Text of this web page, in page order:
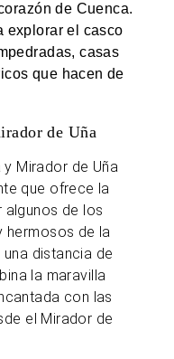
de Cuenca.
explorar el casco
casas
que hacen de
de Uña
y Mirador de Uña
que ofrece la
algunos de los
hermosos de la
distancia de
la maravilla
con las
el Mirador de